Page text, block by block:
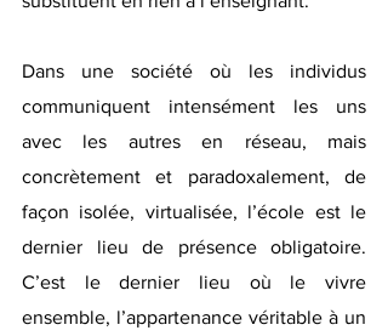
Dans une société où les individus
communiquent intensément les uns
avec les autres en réseau, mais
concrètement et paradoxalement, de
façon isolée, virtualisée, l’école est le
dernier lieu de présence obligatoire.
C’est le dernier lieu où le vivre
ensemble, l’appartenance véritable à un